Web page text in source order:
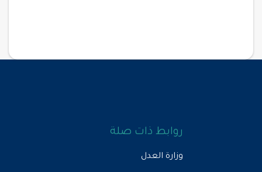
روابط ذات صلة
وزارة العدل